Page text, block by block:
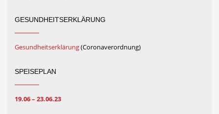
GESUNDHEITSERKLÄRUNG
Gesundheitserklärung(Coronaverordnung)
SPEISEPLAN
19.06 – 23.06.23